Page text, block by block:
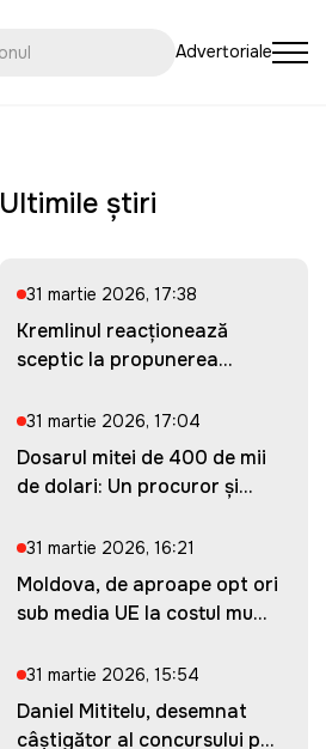
Advertoriale
Ultimile știri
31 martie 2026, 17:38
Kremlinul reacționează
sceptic la propunerea
31 martie 2026, 17:04
Dosarul mitei de 400 de mii
de dolari: Un procuror și...
31 martie 2026, 16:21
Moldova, de aproape opt ori
sub media UE la costul mu...
31 martie 2026, 15:54
Daniel Mititelu, desemnat
câștigător al concursului p...